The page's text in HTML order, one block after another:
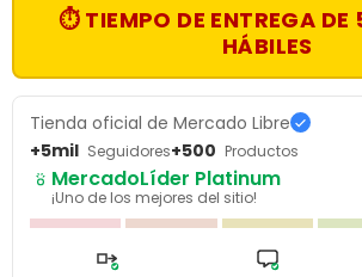
⏱ TIEMPO DE ENTREGA DE
HÁBILES
Tienda oficial de Mercado Libre
+5mil Seguidores+500 Productos
MercadoLíder Platinum
¡Uno de los mejores del sitio!